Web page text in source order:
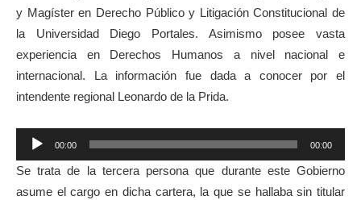
y Magíster en Derecho Público y Litigación Constitucional de
la Universidad Diego Portales. Asimismo posee vasta
experiencia en Derechos Humanos a nivel nacional e
internacional. La información fue dada a conocer por el
intendente regional Leonardo de la Prida.
Reproductor
de
audio
00:00 00:00
Se trata de la tercera persona que durante este Gobierno
asume el cargo en dicha cartera, la que se hallaba sin titular